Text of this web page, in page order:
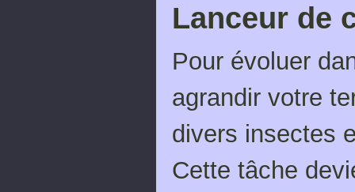
Lanceur de
Pour évoluer
agrandir votre
divers insectes
Cette tâche